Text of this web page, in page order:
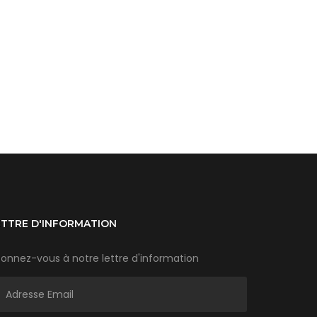
D'INFORMATION
vous à notre lettre d'information